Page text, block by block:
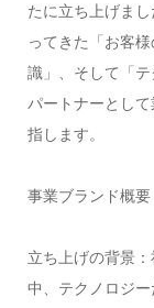
たに立ち上げま
ってきた「お客
識」、そして「
パートナーとし
指します。
事業ブランド概要
立ち上げの背景
中、テクノロジ